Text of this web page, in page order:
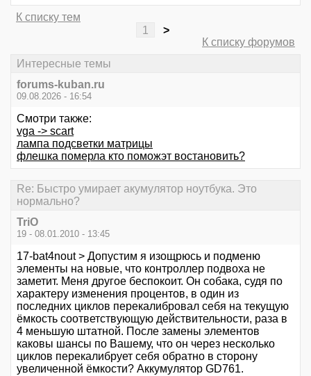
К списку тем
1
>
К списку форумов
Интересные темы
forums-kuban.ru
09.08.2026 - 16:54
Смотри также:
vga -> scart
лампа подсветки матрицы
флешка померла кто поможэт востановить?
Re: Быстро умирает акумулятор ноутбука. Это
нормально?
TriO
19 - 08.01.2010 - 13:45
17-bat4nout > Допустим я изощрюсь и подменю
элементы на новые, что контроллер подвоха не
заметит. Меня другое беспокоит. Он собака, судя по
характеру изменения процентов, в один из
последних циклов перекалибровал себя на текущую
ёмкость соответствующую действительности, раза в
4 меньшую штатной. После замены элементов
каковы шансы по Вашему, что он через несколько
циклов перекалибрует себя обратно в сторону
увеличенной ёмкости? Аккумулятор GD761.